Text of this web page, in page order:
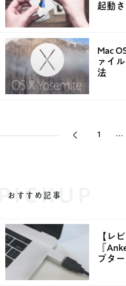
起動
Mac
ァイ
法
1 …
おすすめ記事
【レ
『
プター